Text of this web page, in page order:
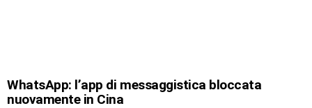
WhatsApp: l’app di messaggistica bloccata
nuovamente in Cina